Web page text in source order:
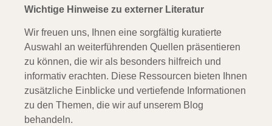
Wichtige Hinweise zu externer Literatur
Wir freuen uns, Ihnen eine sorgfältig kuratierte
Auswahl an weiterführenden Quellen präsentieren
zu können, die wir als besonders hilfreich und
informativ erachten. Diese Ressourcen bieten Ihnen
zusätzliche Einblicke und vertiefende Informationen
zu den Themen, die wir auf unserem Blog
behandeln.